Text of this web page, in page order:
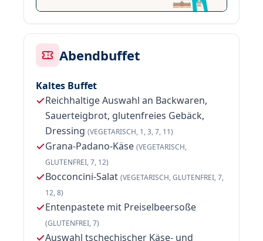
Abendbuffet
Kaltes Buffet
Reichhaltige Auswahl an Backwaren,
Sauerteigbrot, glutenfreies Gebäck,
Dressing (VEGETARISCH, 1, 3, 7, 11)
Grana-Padano-Käse (VEGETARISCH,
GLUTENFREI, 7, 12)
Bocconcini-Salat (VEGETARISCH, GLUTENFREI, 7,
12, 8)
Entenpastete mit Preiselbeersoße
(GLUTENFREI, 7)
Auswahl tschechischer Käse- und